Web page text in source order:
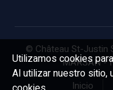
© Château St-Justin
MARSAN -
Inicio
Utilizamos cookies
Al utilizar nuestro